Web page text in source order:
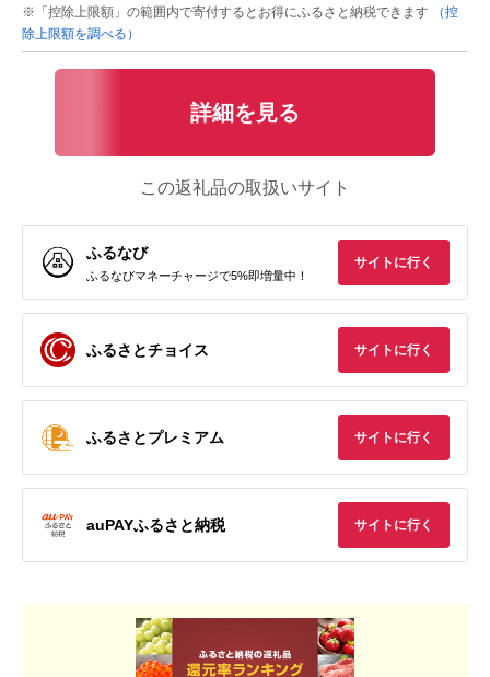
※「控除上限額」の範囲内で寄付するとお得にふるさと納税できます
（控
除上限額を調べる）
詳細を見る
この返礼品の取扱いサイト
ふるなび
ふるなびマネーチャージで5%即増量中！
サイトに行く
ふるさとチョイス サイトに行く
ふるさとプレミアム サイトに行く
auPAYふるさと納税 サイトに行く